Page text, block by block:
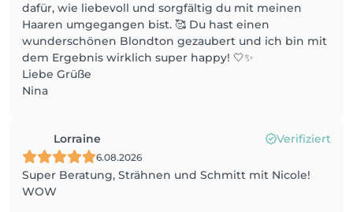
dafür, wie liebevoll und sorgfältig du mit meinen
Haaren umgegangen bist. 🥰 Du hast einen
wunderschönen Blondton gezaubert und ich bin mit
dem Ergebnis wirklich super happy! 🤍✨
Liebe Grüße
Nina
Lorraine Verifiziert
6.08.2026
Super Beratung, Strähnen und Schmitt mit Nicole!
WOW